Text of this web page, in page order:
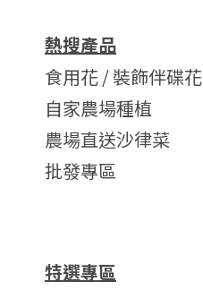
熱搜產品
食用花 / 裝飾伴碟花
自家農場種植
農場直送沙律菜
批發專區
特選專區